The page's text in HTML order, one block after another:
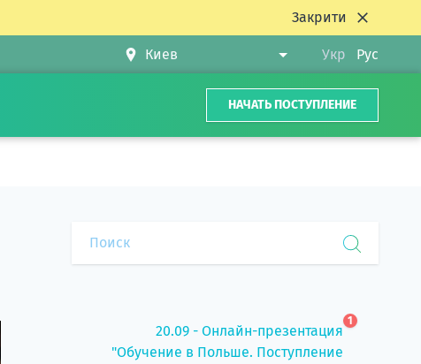
Закрити
Укр Рус
НАЧАТЬ ПОСТУПЛЕНИЕ
20.09 - Онлайн-презентация
"Обучение в Польше. Поступление
1